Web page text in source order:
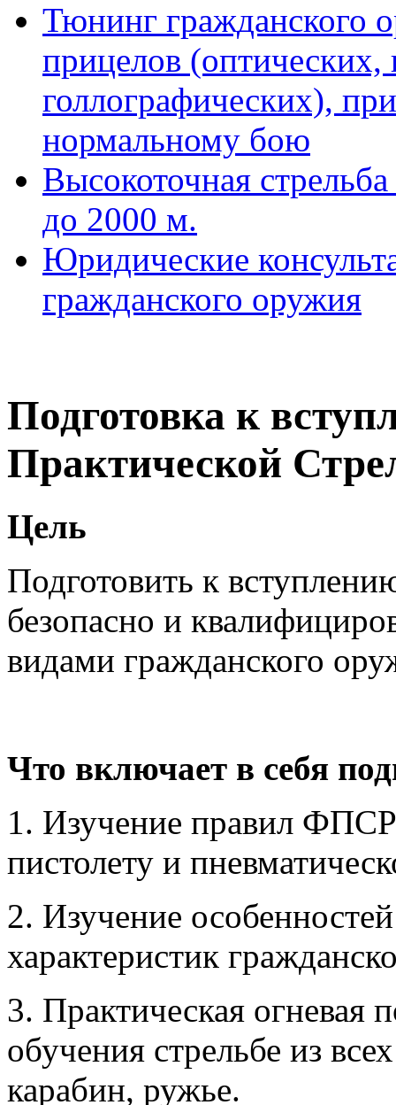
Тюнинг гражданского
прицелов
голлографических),
нормальному бою
Высокоточная
до 2000 м.
Юридические
гражданского оружия
Подготовка к
Практической
Цель
Подготовить к
безопасно и
видами гражданского
Что включает в себя
1. Изучение правил
пистолету и
2. Изучение
характеристик
3. Практическая огневая
обучения стрельбе из
карабин, ружье.